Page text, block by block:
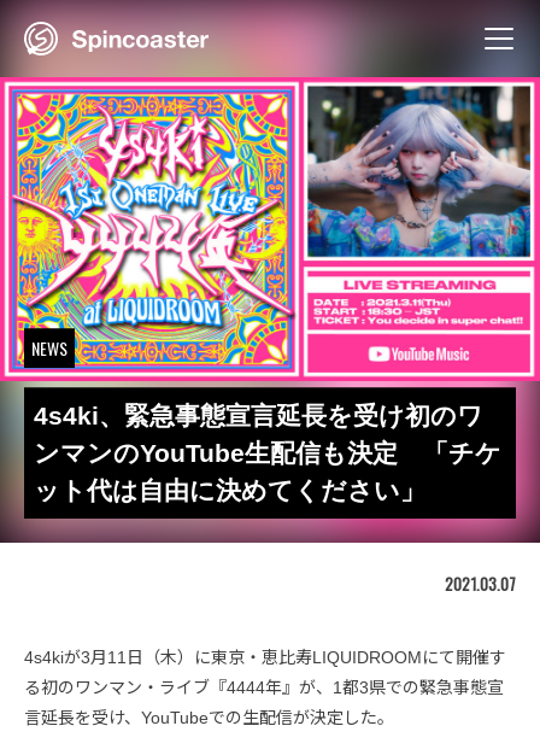
Skip
NEWS
4s4ki、緊急事態宣言延長を受け初のワ
ンマンのYouTube生配信も決定 「チケ
ット代は自由に決めてください」
2021.03.07
4s4kiが3月11日（木）に東京・恵比寿LIQUIDROOMにて開催す
る初のワンマン・ライブ『4444年』が、1都3県での緊急事態宣
言延長を受け、YouTubeでの生配信が決定した。